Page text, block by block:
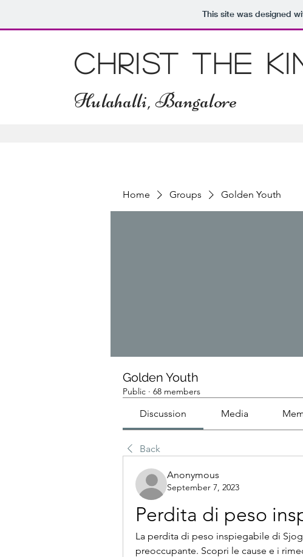
This site was designed
Christ The
Hulahalli, Bangalore
Home Groups Golden Youth
Golden Youth
Public · 68 members
Discussion Media
Back
Anonymous
September 7, 2023
Perdita di peso
La perdita di peso inspiegabile di
preoccupante. Scopri le cause e i